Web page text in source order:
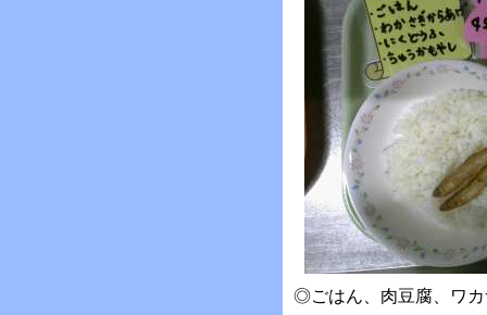
◎ごはん、肉豆腐、ワ